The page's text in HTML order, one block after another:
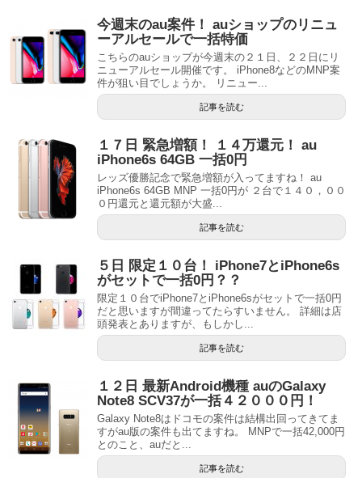
今週末のau案件！ auショップのリニュ
ーアルセールで一括特価
こちらのauショップが今週末の２１日、２２日にリ
ニューアルセール開催です。 iPhone8などのMNP案
件が狙い目でしょうか。 リニュー...
記事を読む
１７日 緊急増額！ １４万還元！ au
iPhone6s 64GB 一括0円
レッズ優勝記念で緊急増額が入ってますね！ au
iPhone6s 64GB MNP 一括0円が ２台で１４０，００
０円還元と還元額が大盛...
記事を読む
５日 限定１０台！ iPhone7とiPhone6s
がセットで一括0円？？
限定１０台でiPhone7とiPhone6sがセットで一括0円
だと思いますが間違ってたらすいません。 詳細は店
頭発表とありますが、もしかし...
記事を読む
１２日 最新Android機種 auのGalaxy
Note8 SCV37が一括４２０００円！
Galaxy Note8はドコモの案件は結構出回ってきてま
すがau版の案件も出てますね。 MNPで一括42,000円
とのこと、auだと...
記事を読む